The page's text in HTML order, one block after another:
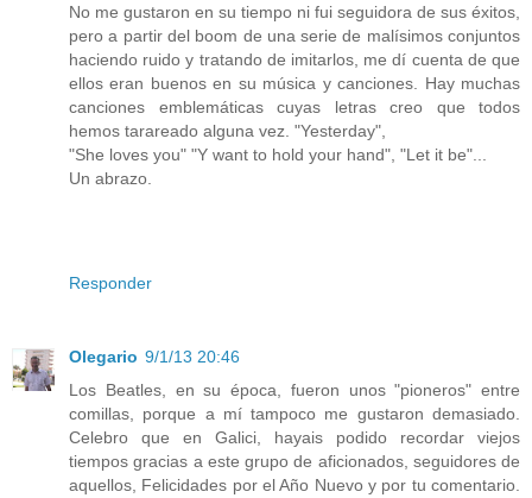
No me gustaron en su tiempo ni fui seguidora de sus éxitos,
pero a partir del boom de una serie de malísimos conjuntos
haciendo ruido y tratando de imitarlos, me dí cuenta de que
ellos eran buenos en su música y canciones. Hay muchas
canciones emblemáticas cuyas letras creo que todos
hemos tarareado alguna vez. "Yesterday",
"She loves you" "Y want to hold your hand", "Let it be"...
Un abrazo.
Responder
Olegario 9/1/13 20:46
Los Beatles, en su época, fueron unos "pioneros" entre
comillas, porque a mí tampoco me gustaron demasiado.
Celebro que en Galici, hayais podido recordar viejos
tiempos gracias a este grupo de aficionados, seguidores de
aquellos, Felicidades por el Año Nuevo y por tu comentario.